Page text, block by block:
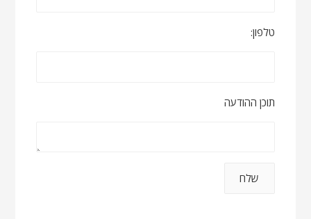
טלפון:
תוכן ההודעה